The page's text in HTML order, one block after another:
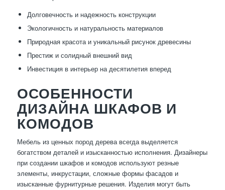
Долговечность и надежность конструкции
Экологичность и натуральность материалов
Природная красота и уникальный рисунок древесины
Престиж и солидный внешний вид
Инвестиция в интерьер на десятилетия вперед
ОСОБЕННОСТИ
ДИЗАЙНА ШКАФОВ И
КОМОДОВ
Мебель из ценных пород дерева всегда выделяется
богатством деталей и изысканностью исполнения. Дизайнеры
при создании шкафов и комодов используют резные
элементы, инкрустации, сложные формы фасадов и
изысканные фурнитурные решения. Изделия могут быть